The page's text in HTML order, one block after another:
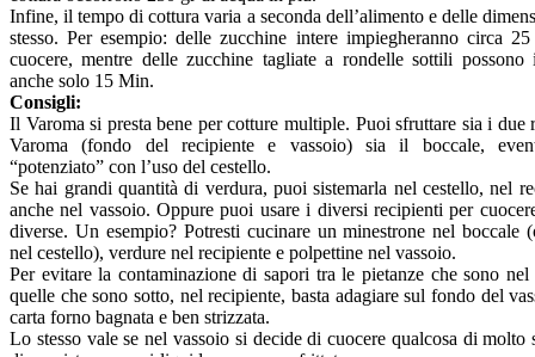
Infine, il tempo di cottura varia a seconda dell’alimento e delle
stesso. Per esempio: delle zucchine intere impiegheranno circa
cuocere, mentre delle zucchine tagliate a rondelle sottili possono
anche solo 15 Min.
Consigli:
Il Varoma si presta bene per cotture multiple. Puoi sfruttare sia i due
Varoma (fondo del recipiente e vassoio) sia il boccale,
“potenziato” con l’uso del cestello.
Se hai grandi quantità di verdura, puoi sistemarla nel cestello, nel
anche nel vassoio. Oppure puoi usare i diversi recipienti per
diverse. Un esempio? Potresti cucinare un minestrone nel boccale
nel cestello), verdure nel recipiente e polpettine nel vassoio.
Per evitare la contaminazione di sapori tra le pietanze che sono nel
quelle che sono sotto, nel recipiente, basta adagiare sul fondo del
carta forno bagnata e ben strizzata.
Lo stesso vale se nel vassoio si decide di cuocere qualcosa di molto